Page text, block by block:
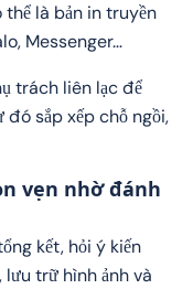
là bản in truyền
Messenger…
trách liên lạc để
đó sắp xếp chỗ ngồi,
vẹn nhờ đánh
kết, hỏi ý kiến
trữ hình ảnh và